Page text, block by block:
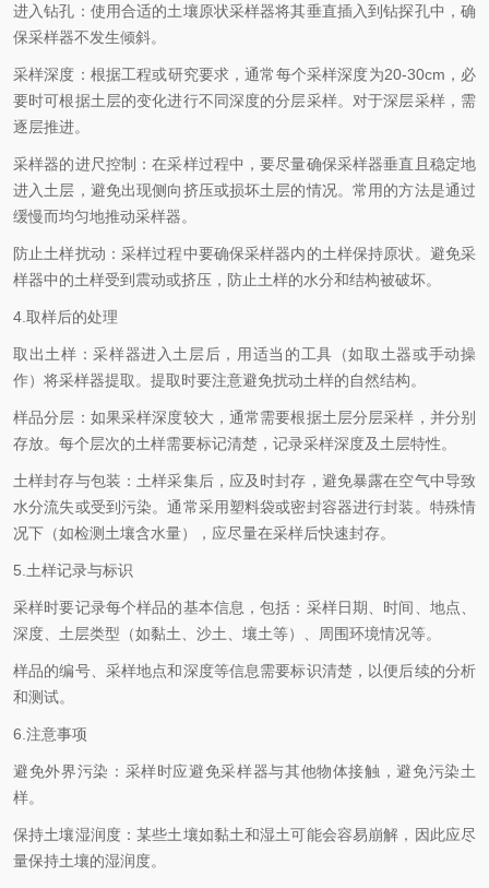
进入钻孔：使用合适的土壤原状采样器将其垂直插入到钻探孔中，确
保采样器不发生倾斜。
采样深度：根据工程或研究要求，通常每个采样深度为20-30cm，必
要时可根据土层的变化进行不同深度的分层采样。对于深层采样，需
逐层推进。
采样器的进尺控制：在采样过程中，要尽量确保采样器垂直且稳定地
进入土层，避免出现侧向挤压或损坏土层的情况。常用的方法是通过
缓慢而均匀地推动采样器。
防止土样扰动：采样过程中要确保采样器内的土样保持原状。避免采
样器中的土样受到震动或挤压，防止土样的水分和结构被破坏。
4.取样后的处理
取出土样：采样器进入土层后，用适当的工具（如取土器或手动操
作）将采样器提取。提取时要注意避免扰动土样的自然结构。
样品分层：如果采样深度较大，通常需要根据土层分层采样，并分别
存放。每个层次的土样需要标记清楚，记录采样深度及土层特性。
土样封存与包装：土样采集后，应及时封存，避免暴露在空气中导致
水分流失或受到污染。通常采用塑料袋或密封容器进行封装。特殊情
况下（如检测土壤含水量），应尽量在采样后快速封存。
5.土样记录与标识
采样时要记录每个样品的基本信息，包括：采样日期、时间、地点、
深度、土层类型（如黏土、沙土、壤土等）、周围环境情况等。
样品的编号、采样地点和深度等信息需要标识清楚，以便后续的分析
和测试。
6.注意事项
避免外界污染：采样时应避免采样器与其他物体接触，避免污染土
样。
保持土壤湿润度：某些土壤如黏土和湿土可能会容易崩解，因此应尽
量保持土壤的湿润度。